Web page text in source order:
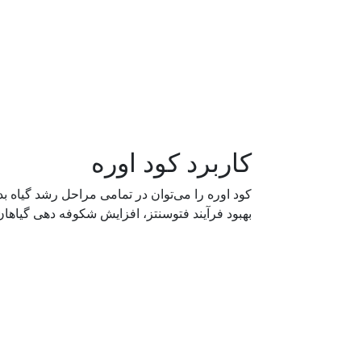
کاربرد کود اوره
کود اوره را می‌توان در تمامی مراحل رشد گیاه
بهبود فرآیند فتوسنتز، افزایش شکوفه دهی